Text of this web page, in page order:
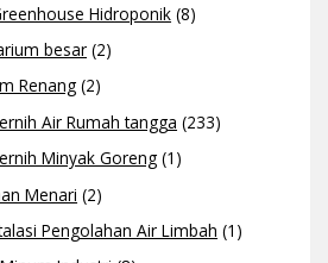
Hidroponik (8)
besar (2)
Renang (2)
Air Rumah tangga (233)
Minyak Goreng (1)
Menari (2)
Pengolahan Air Limbah (1)